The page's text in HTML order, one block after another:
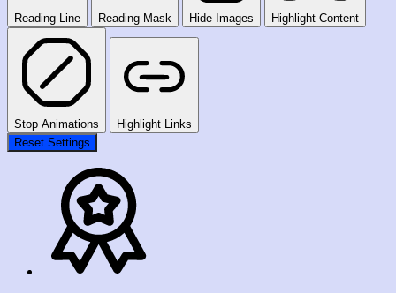
Reading Line Reading Mask Hide Images Highlight Content
Stop Animations
Highlight Links
Reset Settings